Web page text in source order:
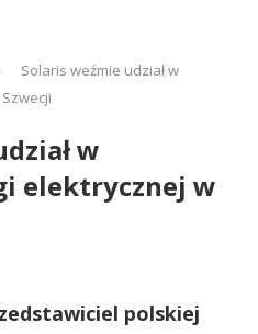
Solaris weźmie udział w
w
elektrycznej w
polskiej